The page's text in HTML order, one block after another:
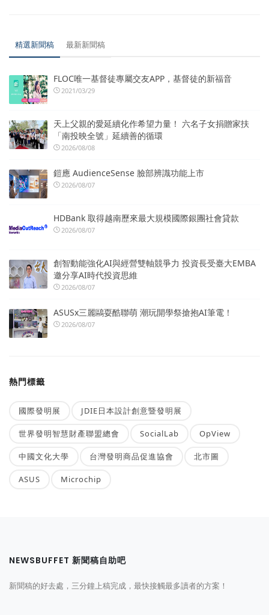
精選新聞稿 最新新聞稿
FLOC唯一基督徒專屬交友APP，基督徒的新福音
2021/03/29
天上父親的愛延續化作希望力量！ 六名子女捐贈家扶
「南投映全號」延續善的循環
2026/08/08
鎧應 AudienceSense 臉部辨識功能上市
2026/08/07
HDBank 取得越南歷來最大規模國際銀團社會貸款
2026/08/07
創智動能強化AI與經營雙軸競爭力 投資長受臺大EMBA
邀分享AI時代投資思維
2026/08/07
ASUSx三麗鷗耍酷聯萌 潮玩開學祭搶抱AI筆電！
2026/08/07
熱門標籤
國際發明展 JDIE日本設計創意暨發明展
世界發明智慧財產聯盟總會 SocialLab OpView
中國文化大學 台灣發明商品促進協會 北市圖
ASUS Microchip
NEWSBUFFET 新聞稿自助吧
新聞稿的好去處，三分鐘上稿完成，最快接觸最多讀者的方案！